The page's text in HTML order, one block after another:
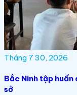
Tháng 7 30, 2026
Bắc Ninh tập
sở